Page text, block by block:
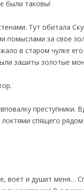
были таковы!
Тут обитала
за свое
в старом чулке
зашиты золотые
преступники.
спящего
и душит меня…